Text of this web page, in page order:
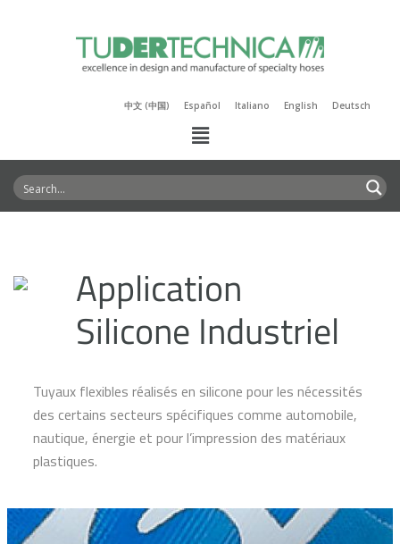
中文 (中国) Español Italiano English Deutsch
Application
Silicone Industriel
Tuyaux flexibles réalisés en silicone pour les nécessités
des certains secteurs spécifiques comme automobile,
nautique, énergie et pour l’impression des matériaux
plastiques.